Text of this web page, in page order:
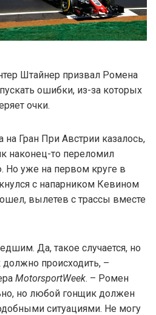
Штайнер призвал Ромена
ошибки, из-за которых
очки.
на Гран При Австрии казалось,
наконец-то переломил
Но уже на первом круге в
с напарником Кевином
вылетев с трассы вместе
Да, такое случается, но
должно происходить, –
MotorsportWeek. – Ромен
но любой гонщик должен
ситуациями. Не могу